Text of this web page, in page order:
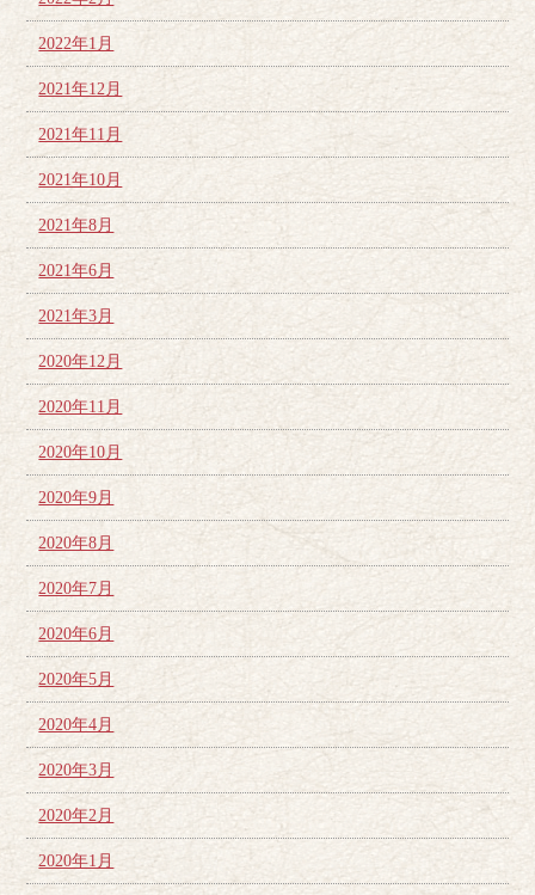
2022年1月
2021年12月
2021年11月
2021年10月
2021年8月
2021年6月
2021年3月
2020年12月
2020年11月
2020年10月
2020年9月
2020年8月
2020年7月
2020年6月
2020年5月
2020年4月
2020年3月
2020年2月
2020年1月